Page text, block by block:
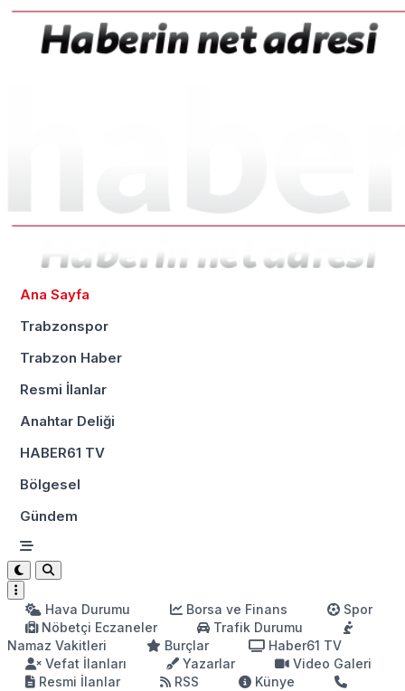
Ana Sayfa
Trabzonspor
Trabzon Haber
Resmi İlanlar
Anahtar Deliği
HABER61 TV
Bölgesel
Gündem
Hava Durumu Borsa ve Finans
Spor
Nöbetçi Eczaneler
Trafik Durumu
Namaz Vakitleri
Burçlar
Haber61 TV
Vefat İlanları
Yazarlar
Video Galeri
Resmi İlanlar
RSS
Künye